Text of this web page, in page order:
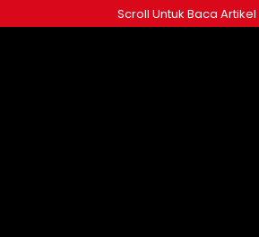
ke
Scroll Untuk Baca Artikel